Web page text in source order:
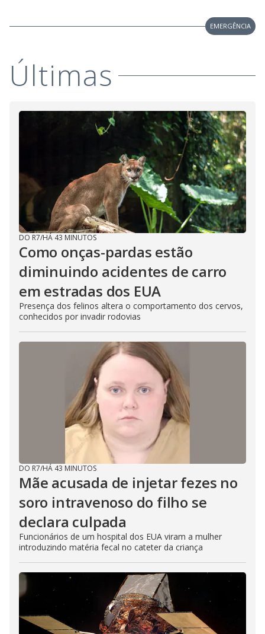
EMERGÊNCIA
Últimas
DO R7/HÁ 43 MINUTOS
Como onças-pardas estão
diminuindo acidentes de carro
em estradas dos EUA
Presença dos felinos altera o comportamento dos cervos,
conhecidos por invadir rodovias
DO R7/HÁ 43 MINUTOS
Mãe acusada de injetar fezes no
soro intravenoso do filho se
declara culpada
Funcionários de um hospital dos EUA viram a mulher
introduzindo matéria fecal no cateter da criança